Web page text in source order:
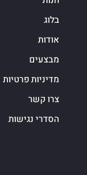
בלוג
אודות
מבצעים
מדיניות פרטיות
צרו קשר
הסדרי נגישות